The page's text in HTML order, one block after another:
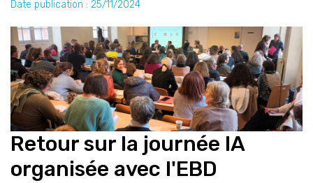
Date publication : 25/11/2024
Retour sur la journée IA
organisée avec l'EBD